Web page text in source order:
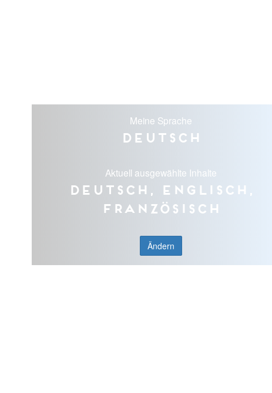
Meine Sprache
Deutsch
Aktuell ausgewählte Inhalte
Deutsch, Englisch,
Französisch
Ändern